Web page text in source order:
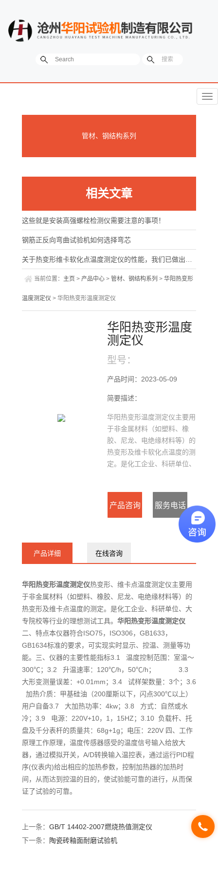
菜
管材、钢结构系列
相关文章
这些就是安装高强螺栓检测仪需要注意的事项！
钢筋正反向弯曲试验机如何选择弯芯
当前位置： 主页 > 产品中心 > 管材、钢结构系列 > 华阳热变形
温度测定仪 > 华阳热变形温度测定仪
华阳热变形温度
测定仪
型号：
产品时间：2023-05-09
简要描述：
华阳热变形温度测定仪主要用
于非金属材料（如塑料、橡
胶、尼龙、电绝缘材料等）的
热变形及维卡软化点温度的测
定。是化工企业、科研单位、
产品咨询 服务电话
产品详细 在线咨询
华阳热变形温度测定仪热变形、维卡点温度测定仪主要用
于非金属材料（如塑料、橡胶、尼龙、电绝缘材料等）的
热变形及维卡点温度的测定。是化工企业、科研单位、大
专院校等行业的理想测试工具。 华阳热变形温度测定仪
二、特点本仪器符合ISO75，ISO306，GB1633，
GB1634标准的要求，可实现实时显示、控温、测量等功
能。三、仪器的主要性能指标3.1 温度控制范围：室温～
300℃；3.2 升温速率：120℃/h，50℃/h； 3.3
大形变测量误差：+0.01mm；3.4 试样架数量：3个；3.6
加热介质：甲基硅油（200厘斯以下，闪点300℃以上）
用户自备3.7 大加热功率：4kw；3.8 方式：自然或水
冷；3.9 电源：220V+10，1，15HZ；3.10 负载杆、托
盘及千分表杆的质量共：68g+1g；电压：220V 四、工作
原理工作原理，温度传感器感受的温度信号输入给放大
器，通过模拟开关，A/D转换输入温控表，通过运行PID程
序(仪表内)给出相应的加热参数，控制加热器的加热时
间，从而达到控温的目的，使试验能可靠的进行，从而保
证了试验的可靠。
上一条： GB/T 14402-2007燃烧热值测定仪
下一条：
陶瓷砖釉面耐磨试验机